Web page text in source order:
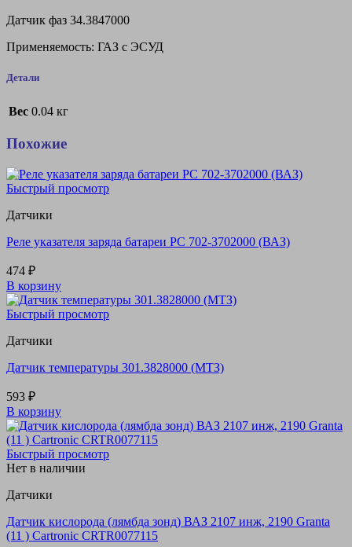
Датчик фаз 34.3847000
Применяемость: ГАЗ с ЭСУД
Детали
Вес 0.04 кг
Похожие
Быстрый просмотр
Датчики
Реле указателя заряда батареи PC 702-3702000 (ВАЗ)
474 ₽
В корзину
Быстрый просмотр
Датчики
Датчик температуры 301.3828000 (МТЗ)
593 ₽
В корзину
Быстрый просмотр
Нет в наличии
Датчики
Датчик кислорода (лямбда зонд) ВАЗ 2107 инж, 2190 Granta
(11 ) Cartronic CRTR0077115